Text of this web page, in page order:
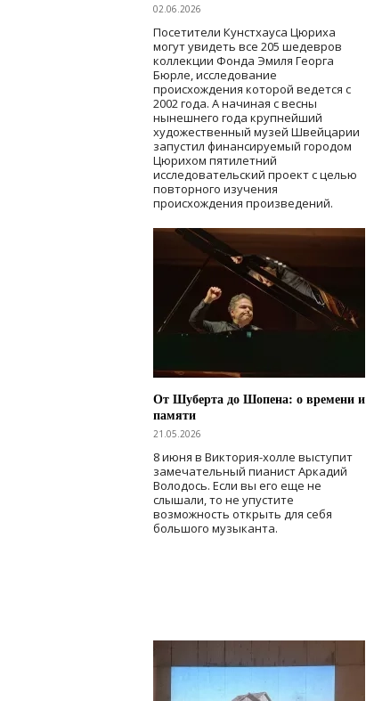
02.06.2026
Посетители Кунстхауса Цюриха
могут увидеть все 205 шедевров
коллекции Фонда Эмиля Георга
Бюрле, исследование
происхождения которой ведется с
2002 года. А начиная с весны
нынешнего года крупнейший
художественный музей Швейцарии
запустил финансируемый городом
Цюрихом пятилетний
исследовательский проект с целью
повторного изучения
происхождения произведений.
От Шуберта до Шопена: о времени и
памяти
21.05.2026
8 июня в Виктория-холле выступит
замечательный пианист Аркадий
Володось. Если вы его еще не
слышали, то не упустите
возможность открыть для себя
большого музыканта.